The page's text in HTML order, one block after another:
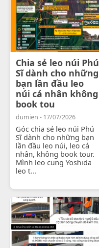
Chia sẻ leo núi Phú
Sĩ dành cho những
bạn lần đầu leo
núi cá nhân không
book tou
dumien - 17/07/2026
Góc chia sẻ leo núi Phú
Sĩ dành cho những bạn
lần đầu leo núi, leo cá
nhân, không book tour.
Mình leo cung Yoshida
leo t...